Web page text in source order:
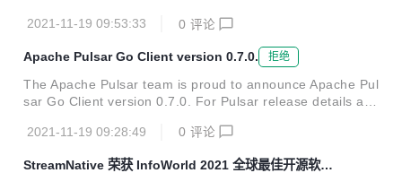
OAuth 2.0 ...
2021-11-19 09:53:33 0 评论
Apache Pulsar Go Client version 0.7.0. 拒绝
The Apache Pulsar team is proud to announce Apache Pul
sar Go Client version 0.7.0. For Pulsar release details an
s are at: https://t.co/yHkVf8V6kg
2021-11-19 09:28:49 0 评论
StreamNative 荣获 InfoWorld 2021 全球最佳开源软件